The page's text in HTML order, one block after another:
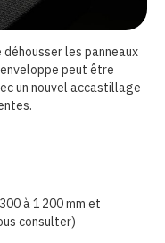
les panneaux
peut être
un nouvel accastillage
à 1 200 mm et
consulter)